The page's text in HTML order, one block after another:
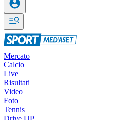
Mercato
Calcio
Live
Risultati
Video
Foto
Tennis
Drive UP